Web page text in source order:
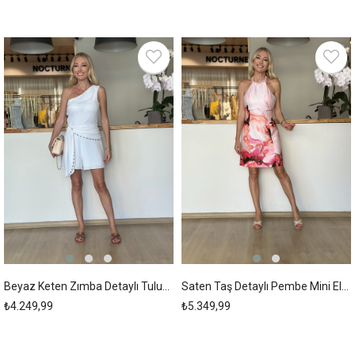
Beyaz Keten Zımba Detaylı Tulum Askı00261
₺4.249,99
New
Item
Saten Taş Detaylı Pembe Mini Elbise Askı00260
₺5.349,99
New
Item